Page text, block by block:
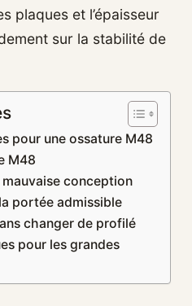
plaques et l’épaisseur
sur la stabilité de
pour une ossature M48
M48
mauvaise conception
portée admissible
changer de profilé
pour les grandes